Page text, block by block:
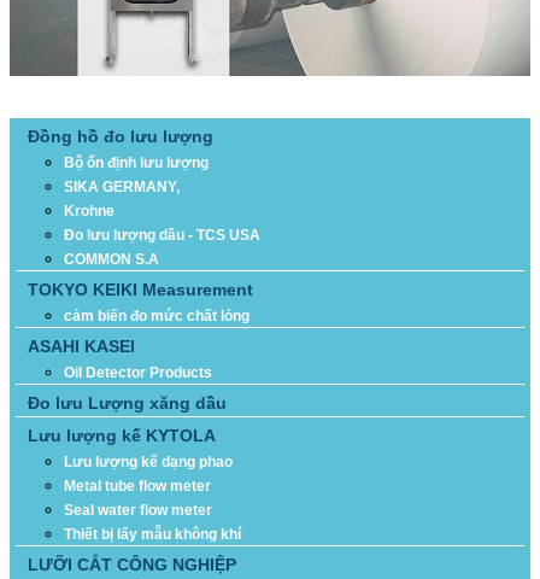
Đồng hồ đo lưu lượng
Bộ ổn định lưu lượng
SIKA GERMANY,
Krohne
Đo lưu lượng dầu - TCS USA
COMMON S.A
TOKYO KEIKI Measurement
cảm biến đo mức chất lỏng
ASAHI KASEI
Oil Detector Products
Đo lưu Lượng xăng dầu
Lưu lượng kế KYTOLA
Lưu lượng kế dạng phao
Metal tube flow meter
Seal water flow meter
Thiết bị lấy mẫu không khí
LƯỠI CẮT CÔNG NGHIỆP